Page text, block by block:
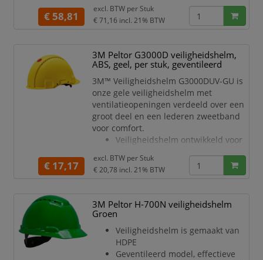
De geventileerde oranje
G3000DUV veiligheidshelm is
met een 4-punts textielen
binnenwerk voorzien van een
pinlock
schuifinstelling. De helm is
uitgevoerd met een Uvicator
sensor
De groene Optime II gehoorkap
met helmbevestiging heeft een
€ 58,81
excl. BTW per Stuk
€ 71,16 incl. 21% BTW
3M Peltor G3000D veiligheidshelm,
ABS, geel, per stuk, geventileerd
3M™ Veiligheidshelm G3000DUV-GU is
onze gele veiligheidshelm met
ventilatieopeningen verdeeld over een
groot deel en een lederen zweetband
voor comfort.
Veiligheidshelm ontwikkeld voor
omgevingen, met uitstekende
ventilatie en een goed
3M™ Uvicator™ sensorschijf die
aangeeft wanneer uw
straling is blootgesteld en
vervangen moet worden
Vloeiend afgerond ontwerp voo
€ 17,17
excl. BTW per Stuk
€ 20,78 incl. 21% BTW
3M Peltor H-700N veiligheidshelm
Groen
Veiligheidshelm is gemaakt van
HDPE
Geventileerd model, effectieve